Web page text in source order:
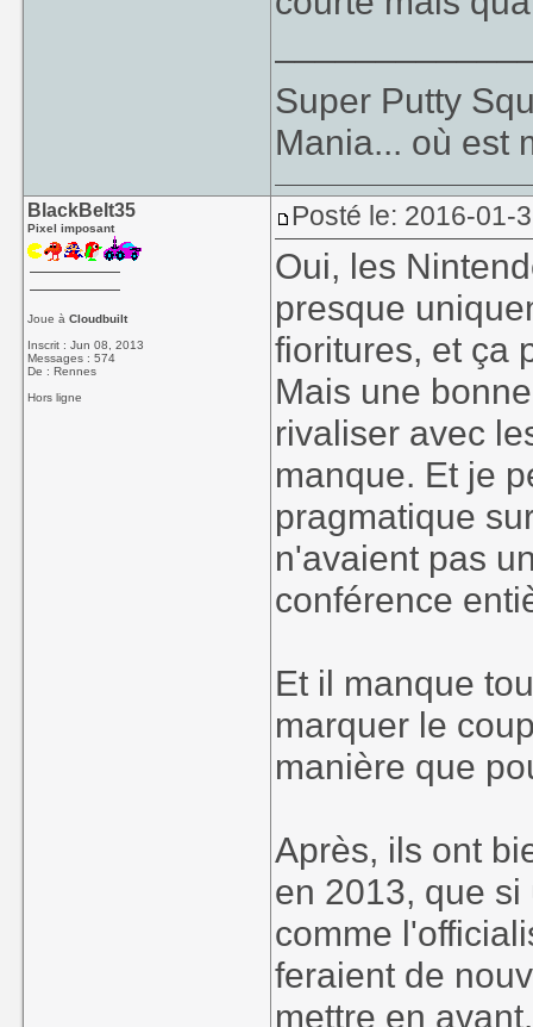
Super Putty
Mania... où est
BlackBelt35
Pixel imposant
Joue àCloudbuilt
Inscrit : Jun 08, 2013
Messages : 574
De : Rennes
Hors ligne
Posté le: 2016-01-
Oui, les
presque
fioritures, et ça
Mais une
rivaliser avec
manque. Et je
pragmatique
n'avaient pas
conférence
Et il manque
marquer le
manière que
Après, ils ont
en 2013, que
comme
feraient de
mettre en